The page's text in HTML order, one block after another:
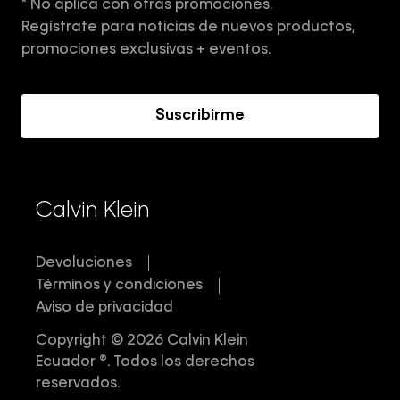
Aviso de privacidad
Términos y Condiciones
* No aplica con otras promociones.
Regístrate para noticias de nuevos productos,
promociones exclusivas + eventos.
Suscribirme
Calvin Klein
Devoluciones
Términos y condiciones
Aviso de privacidad
Copyright © 2026 Calvin Klein
Ecuador ®. Todos los derechos
reservados.